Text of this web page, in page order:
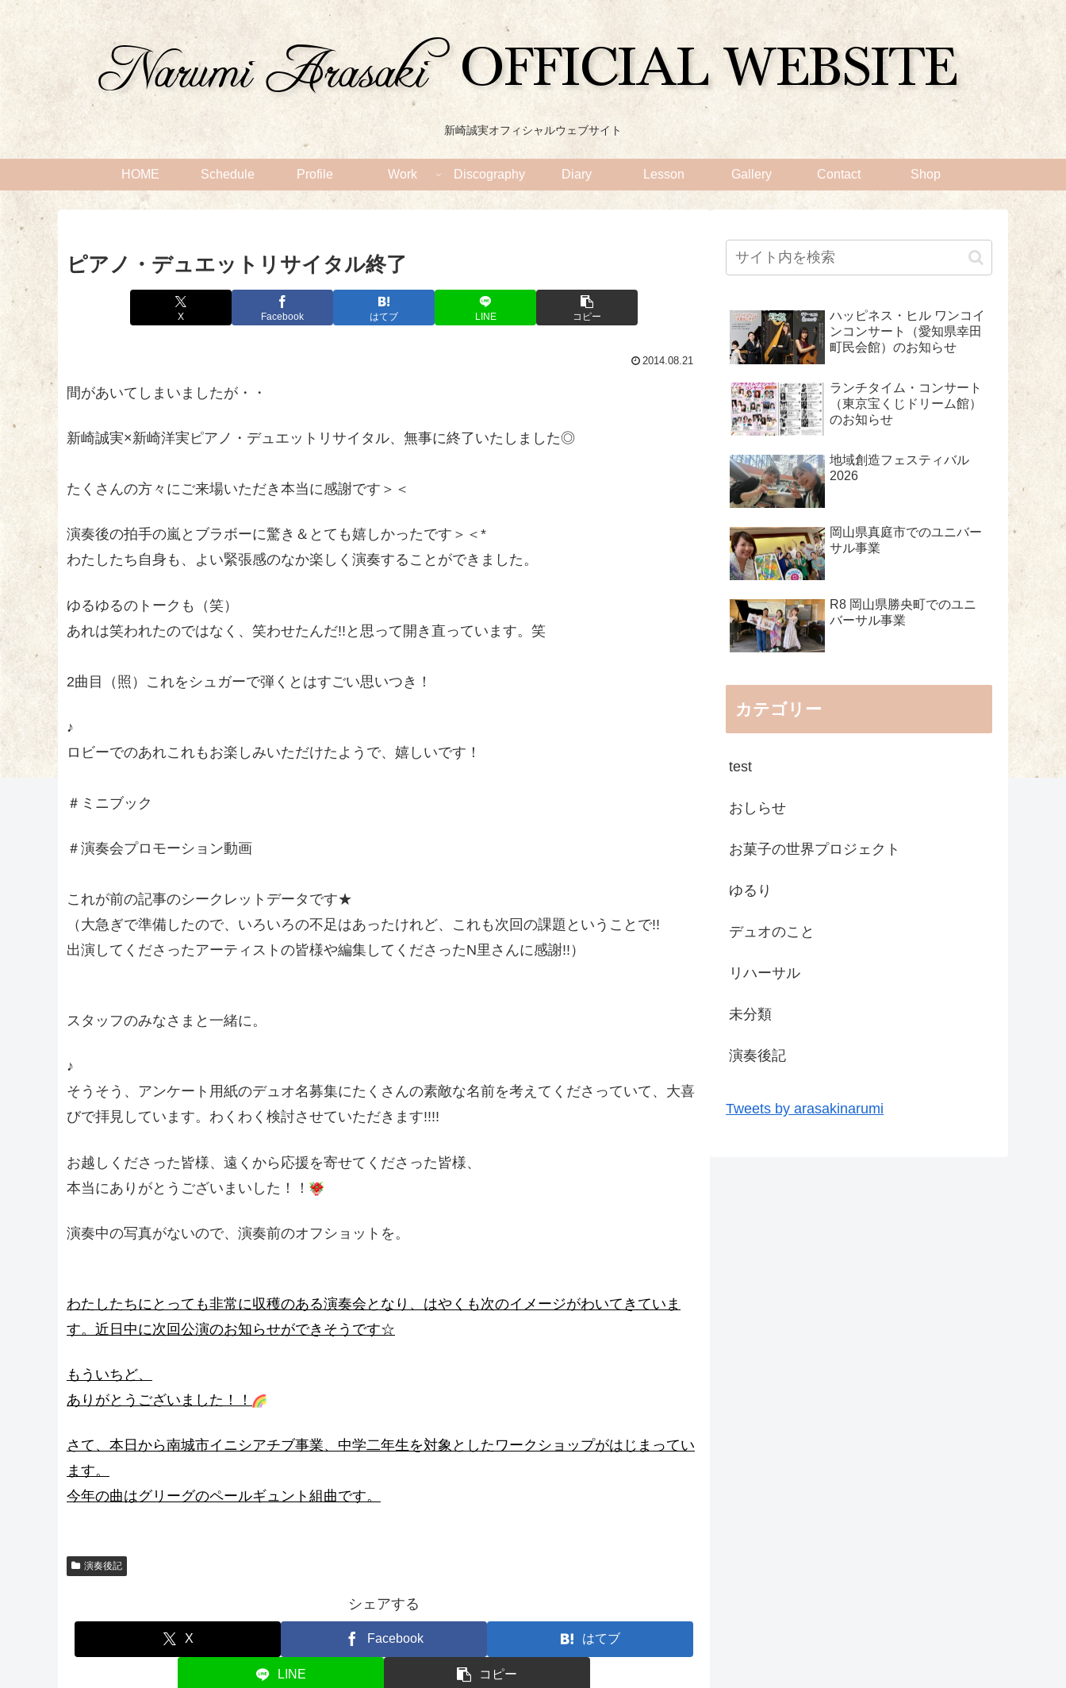
新崎誠実オフィシャルウェブサイト
HOME Schedule Profile Work Discography Diary Lesson Gallery Contact Shop
ピアノ・デュエットリサイタル終了
X Facebook はてブ LINE コピー
2014.08.21
間があいてしまいましたが・・
新崎誠実×新崎洋実ピアノ・デュエットリサイタル、無事に終了いたしました◎
たくさんの方々にご来場いただき本当に感謝です＞＜
演奏後の拍手の嵐とブラボーに驚き＆とても嬉しかったです＞＜*
わたしたち自身も、よい緊張感のなか楽しく演奏することができました。
ゆるゆるのトークも（笑）
あれは笑われたのではなく、笑わせたんだ!!と思って開き直っています。笑
2曲目（照）これをシュガーで弾くとはすごい思いつき！
♪
ロビーでのあれこれもお楽しみいただけたようで、嬉しいです！
＃ミニブック
＃演奏会プロモーション動画
これが前の記事のシークレットデータです★
（大急ぎで準備したので、いろいろの不足はあったけれど、これも次回の課題ということで!!
出演してくださったアーティストの皆様や編集してくださったN里さんに感謝!!）
スタッフのみなさまと一緒に。
♪
そうそう、アンケート用紙のデュオ名募集にたくさんの素敵な名前を考えてくださっていて、大喜
びで拝見しています。わくわく検討させていただきます!!!!
お越しくださった皆様、遠くから応援を寄せてくださった皆様、
本当にありがとうございまいした！！
演奏中の写真がないので、演奏前のオフショットを。
わたしたちにとっても非常に収穫のある演奏会となり、はやくも次のイメージがわいてきていま
す。近日中に次回公演のお知らせができそうです☆
もういちど、
ありがとうございました！！
さて、本日から南城市イニシアチブ事業、中学二年生を対象としたワークショップがはじまってい
ます。
今年の曲はグリーグのペールギュント組曲です。
演奏後記
シェアする
X Facebook はてブ
LINE コピー
ハッピネス・ヒル ワンコイ
ンコンサート（愛知県幸田
町民会館）のお知らせ
ランチタイム・コンサート
（東京宝くじドリーム館）
のお知らせ
地域創造フェスティバル
2026
岡山県真庭市でのユニバー
サル事業
R8 岡山県勝央町でのユニ
バーサル事業
カテゴリー
test
おしらせ
お菓子の世界プロジェクト
ゆるり
デュオのこと
リハーサル
未分類
演奏後記
Tweets by arasakinarumi